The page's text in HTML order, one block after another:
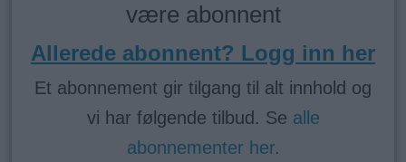
være abonnent
Allerede abonnent? Logg inn her
Et abonnement gir tilgang til alt innhold og
vi har følgende tilbud. Se alle
abonnementer her.